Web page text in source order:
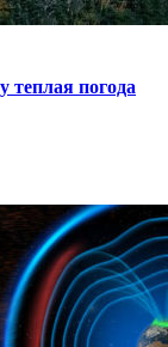
теплая погода